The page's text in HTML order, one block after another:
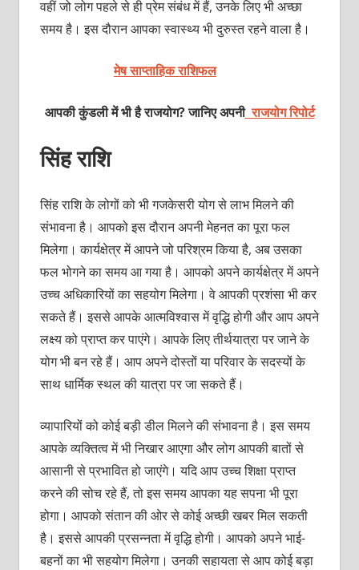
वहीं जो लोग पहले से ही प्रेम संबंध में हैं, उनके लिए भी अच्‍छा
समय है। इस दौरान आपका स्‍वास्‍थ्‍य भी दुरुस्‍त रहने वाला है।
मेष साप्ताहिक राशिफल
आपकी कुंडली में भी है राजयोग? जानिए अपनीराजयोग रिपोर्ट
सिंह राशि
सिंह राशि के लोगों को भी गजकेसरी योग से लाभ मिलने की
संभावना है। आपको इस दौरान अपनी मेहनत का पूरा फल
मिलेगा। कार्यक्षेत्र में आपने जो परिश्रम किया है, अब उसका
फल भोगने का समय आ गया है। आपको अपने कार्यक्षेत्र में अपने
उच्‍च अधिकारियों का सहयोग मिलेगा। वे आपकी प्रशंसा भी कर
सकते हैं। इससे आपके आत्‍मविश्‍वास में वृद्धि होगी और आप अपने
लक्ष्‍य को प्राप्‍त कर पाएंगे। आपके लिए तीर्थयात्रा पर जाने के
योग भी बन रहे हैं। आप अपने दोस्‍तों या परिवार के सदस्‍यों के
साथ धार्मिक स्‍थल की यात्रा पर जा सकते हैं।
व्‍यापारियों को कोई बड़ी डील मिलने की संभावना है। इस समय
आपके व्‍यक्‍तित्‍व में भी निखार आएगा और लोग आपकी बातों से
आसानी से प्रभावित हो जाएंगे। यदि आप उच्‍च शिक्षा प्राप्‍त
करने की सोच रहे हैं, तो इस समय आपका यह सपना भी पूरा
होगा। आपको संतान की ओर से कोई अच्‍छी खबर मिल सकती
है। इससे आपकी प्रसन्‍नता में वृद्धि होगी। आपको अपने भाई-
बहनों का भी सहयोग मिलेगा। उनकी सहायता से आप कोई बड़ा